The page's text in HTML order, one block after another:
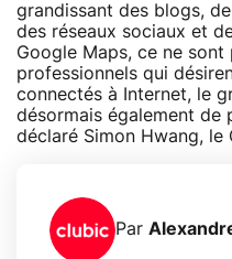
grandissant des blogs,
des réseaux sociaux et
Google Maps, ce ne sont
professionnels qui
connectés à Internet, le
désormais également de
déclaré Simon Hwang, le
Par